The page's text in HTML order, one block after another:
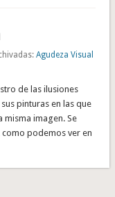
Agudeza Visual
de las ilusiones
pinturas en las que
misma imagen. Se
como podemos ver en